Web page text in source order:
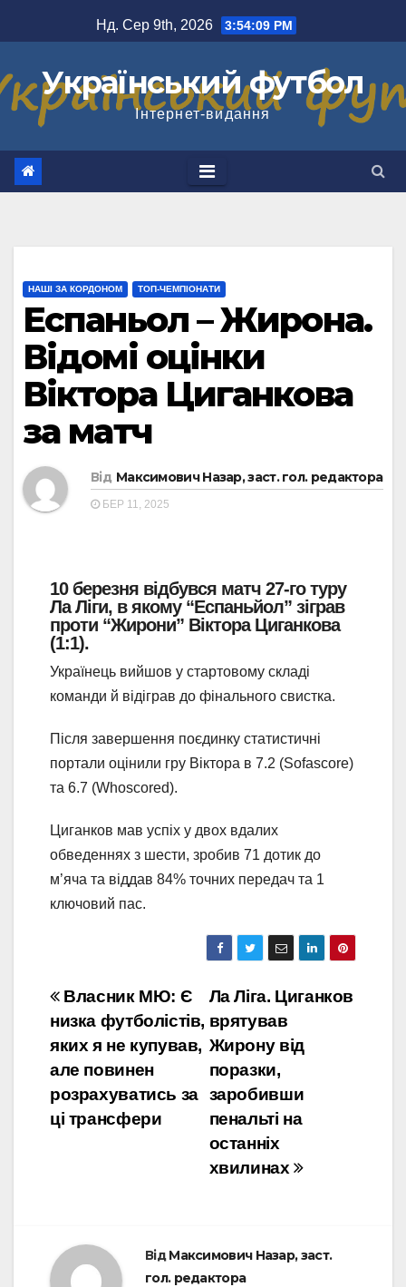
до
Нд. Сер 9th, 2026 3:54:09 PM
Український футбол
Інтернет-видання
НАШІ ЗА КОРДОНОМ ТОП-ЧЕМПІОНАТИ
Еспаньол – Жирона.
Відомі оцінки
Віктора Циганкова
за матч
Від Максимович Назар, заст. гол. редактора
БЕР 11, 2025
10 березня відбувся матч 27-го туру
Ла Ліги, в якому “Еспаньйол” зіграв
проти “Жирони” Віктора Циганкова
(1:1).
Українець вийшов у стартовому складі
команди й відіграв до фінального свистка.
Після завершення поєдинку статистичні
портали оцінили гру Віктора в 7.2 (Sofascore)
та 6.7 (Whoscored).
Циганков мав успіх у двох вдалих
обведеннях з шести, зробив 71 дотик до
м’яча та віддав 84% точних передач та 1
ключовий пас.
Навігація
записів
Ла Ліга. Циганков
врятував
Жирону від
поразки,
заробивши
пенальті на
останніх
хвилинах
Власник МЮ: Є
низка футболістів,
яких я не купував,
але повинен
розрахуватись за
ці трансфери
ВідМаксимович Назар, заст.
гол. редактора